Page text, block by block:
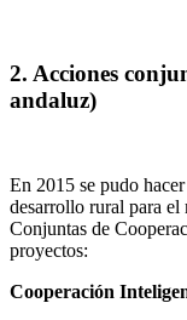
2. Acciones
andaluz)
En 2015 se pudo
desarrollo rural para el
Conjuntas de
proyectos:
Cooperación